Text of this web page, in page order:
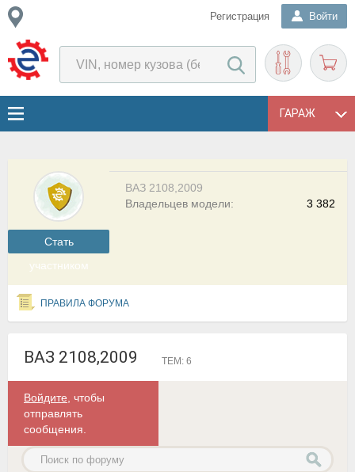
Регистрация Войти
ГАРАЖ
Cтать
участником
ВАЗ 2108,2009
3 382
Владельцев модели:
ПРАВИЛА ФОРУМА
ВАЗ 2108,2009 ТЕМ: 6
Войдите , чтобы
отправлять
сообщения.